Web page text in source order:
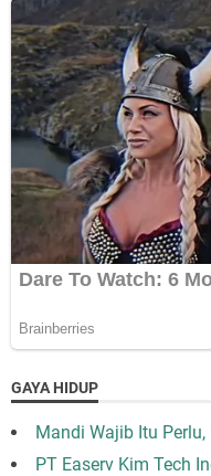
GAYA HIDUP
Mandi Wajib Itu
PT Easerv Kim Tech